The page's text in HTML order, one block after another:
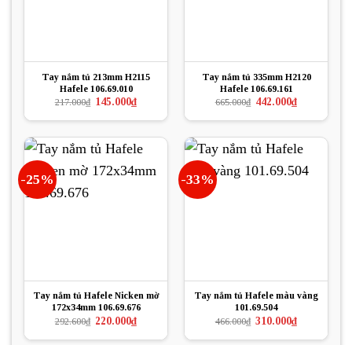
Tay nắm tủ 213mm H2115
Hafele 106.69.010
217.000₫ Giá
là:
145.000₫Giá
hiện
tại
145.000₫.
Tay nắm tủ 335mm H2120
Hafele 106.69.161
665.000₫ Giá
là:
442.000₫Giá
hiện
tại
442.000₫.
-25%
Tay nắm tủ Hafele Nicken mờ
172x34mm 106.69.676
292.600₫ Giá
là:
220.000₫Giá
hiện
tại
-33%
Tay nắm tủ Hafele màu vàng
101.69.504
466.000₫ Giá
là:
310.000₫Giá
hiện
tại